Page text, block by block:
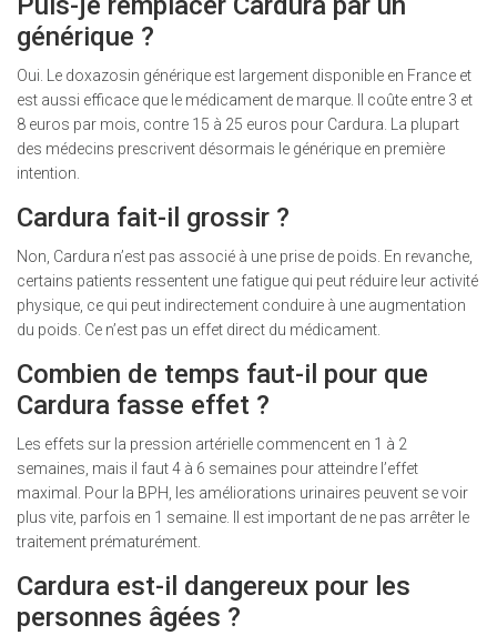
générique ?
Oui. Le doxazosin générique est largement disponible en France et
est aussi efficace que le médicament de marque. Il coûte entre 3 et
8 euros par mois, contre 15 à 25 euros pour Cardura. La plupart
des médecins prescrivent désormais le générique en première
intention.
Cardura fait-il grossir ?
Non, Cardura n’est pas associé à une prise de poids. En revanche,
certains patients ressentent une fatigue qui peut réduire leur activité
physique, ce qui peut indirectement conduire à une augmentation
du poids. Ce n’est pas un effet direct du médicament.
Combien de temps faut-il pour que
Cardura fasse effet ?
Les effets sur la pression artérielle commencent en 1 à 2
semaines, mais il faut 4 à 6 semaines pour atteindre l’effet
maximal. Pour la BPH, les améliorations urinaires peuvent se voir
plus vite, parfois en 1 semaine. Il est important de ne pas arrêter le
traitement prématurément.
Cardura est-il dangereux pour les
personnes âgées ?